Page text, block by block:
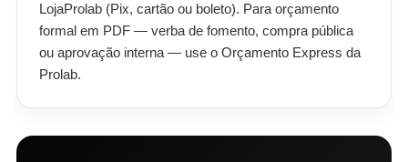
LojaProlab (Pix, cartão ou boleto). Para orçamento
formal em PDF — verba de fomento, compra pública
ou aprovação interna — use o Orçamento Express da
Prolab.